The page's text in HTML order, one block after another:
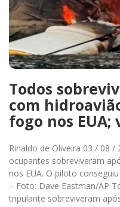
Todos
com
fogo nos EUA;
Rinaldo de Oliveira 03 / 08 /
ocupantes sobreviveram
nos EUA. O piloto
– Foto: Dave Eastman/AP
tripulante sobreviveram